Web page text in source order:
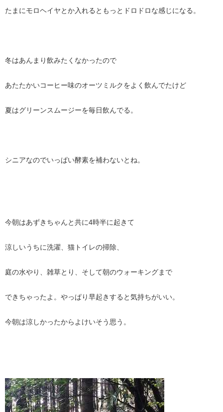
たまにモロヘイヤとか入れるともっとドロドロな感じになる。
冬はあんまり飲みたくなかったので
あたたかいコーヒー味のオーツミルクをよく飲んでたけど
夏はグリーンスムージーを毎日飲んでる。
シニアなのでいっぱい酵素を補わないとね。
今朝はあずきちゃんと共に4時半に起きて
涼しいうちに洗濯、猫トイレの掃除、
庭の水やり、雑草とり、そして朝のウォーキングまで
できちゃったよ。やっぱり早起きすると気持ちがいい。
今朝は涼しかったからよけいそう思う。